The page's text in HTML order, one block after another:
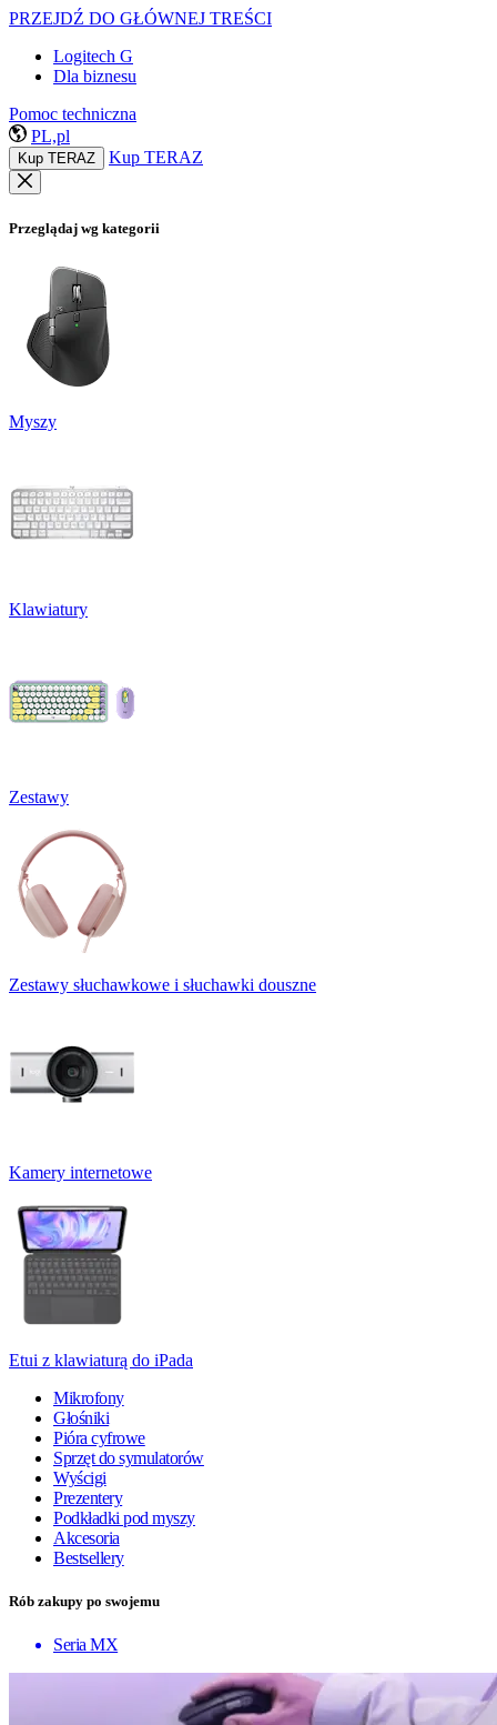
PRZEJDŹ DO GŁÓWNEJ TREŚCI
Logitech G
Dla biznesu
Pomoc techniczna
PL,pl
Kup TERAZ Kup TERAZ
Przeglądaj wg kategorii
Myszy
Klawiatury
Zestawy
Zestawy słuchawkowe i słuchawki douszne
Kamery internetowe
Etui z klawiaturą do iPada
Mikrofony
Głośniki
Pióra cyfrowe
Sprzęt do symulatorów
Wyścigi
Prezentery
Podkładki pod myszy
Akcesoria
Bestsellery
Rób zakupy po swojemu
Seria MX